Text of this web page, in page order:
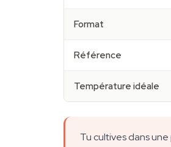
Format
Référence
Température idéale
Tu cultives dans